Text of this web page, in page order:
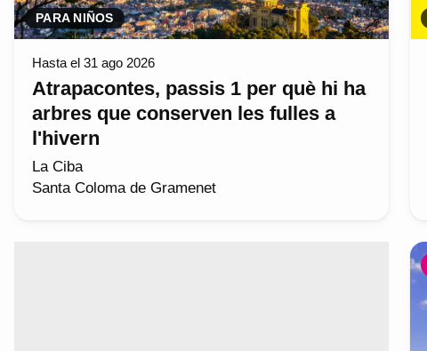
PARA NIÑOS
Hasta el 31 ago 2026
Atrapacontes, passis 1 per què hi ha
arbres que conserven les fulles a
l'hivern
La Ciba
Santa Coloma de Gramenet